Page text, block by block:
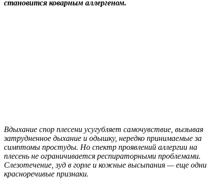
становится коварным аллергеном.
Вдыхание спор плесени усугубляет самочувствие, вызывая
затрудненное дыхание и одышку, нередко принимаемые за
симптомы простуды. Но спектр проявлений аллергии на
плесень не ограничивается респираторными проблемами.
Слезотечение, зуд в горле и кожные высыпания — еще одни
красноречивые признаки.